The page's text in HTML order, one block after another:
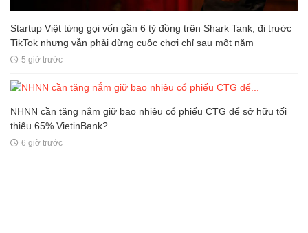
Startup Việt từng gọi vốn gần 6 tỷ đồng trên Shark Tank, đi trước
TikTok nhưng vẫn phải dừng cuộc chơi chỉ sau một năm
5 giờ trước
NHNN cần tăng nắm giữ bao nhiêu cổ phiếu CTG để sở hữu tối
thiểu 65% VietinBank?
6 giờ trước